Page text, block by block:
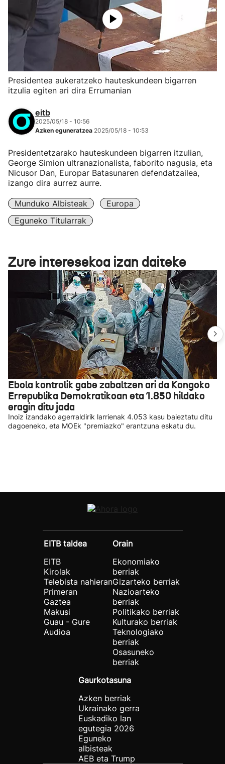
Presidentea aukeratzeko hauteskundeen bigarren
itzulia egiten ari dira Errumanian
eitb
2025/05/18 - 10:56
Azken eguneratzea 2025/05/18 - 10:53
Presidentetzarako hauteskundeen bigarren itzulian,
George Simion ultranazionalista, faborito nagusia, eta
Nicusor Dan, Europar Batasunaren defendatzailea,
izango dira aurrez aurre.
Munduko Albisteak
Europa
Eguneko Titularrak
Zure interesekoa izan daiteke
Ebola kontrolik gabe zabaltzen ari da Kongoko
Errepublika Demokratikoan eta 1.850 hildako
eragin ditu jada
Inoiz izandako agerraldirik larrienak 4.053 kasu baieztatu ditu
dagoeneko, eta MOEk "premiazko" erantzuna eskatu du.
EITB taldea
EITB
Kirolak
Telebista nahieran
Primeran
Gaztea
Makusi
Guau - Gure
Audioa
Orain
Ekonomiako
berriak
Gizarteko berriak
Nazioarteko
berriak
Politikako berriak
Kulturako berriak
Teknologiako
berriak
Osasuneko
berriak
Gaurkotasuna
Azken berriak
Ukrainako gerra
Euskadiko lan
egutegia 2026
Eguneko
albisteak
AEB eta Trump